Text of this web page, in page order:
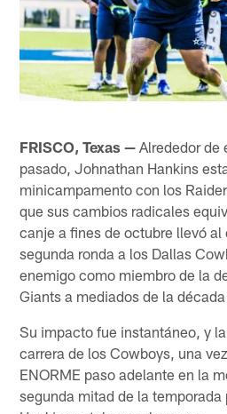
FRISCO, Texas — Alrededor de
pasado, Johnathan Hankins
minicampamento con los
que sus cambios radicales
canje a fines de octubre llevó
segunda ronda a los Dallas
enemigo como miembro de la
Giants a mediados de la
Su impacto fue instantáneo, y
carrera de los Cowboys, una
ENORME paso adelante en la
segunda mitad de la temporada